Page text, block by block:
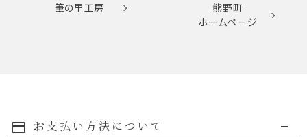
筆の里工房
熊野町
ホームページ
payment お支払い方法について